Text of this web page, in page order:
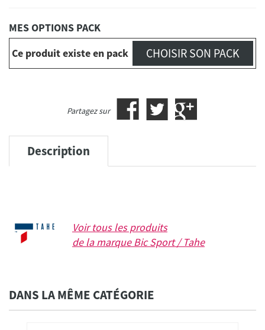
MES OPTIONS PACK
Ce produit existe en pack
CHOISIR SON PACK
Partagez sur
Description
Voir tous les produits
de la marqueBic Sport / Tahe
DANS LA MÊME CATÉGORIE